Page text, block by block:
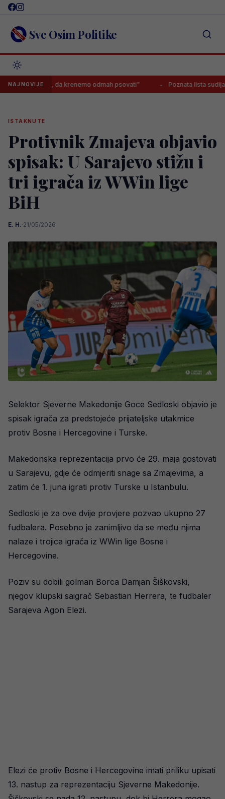
Skip
content Sve Osim Politike
NAJNOVIJE
da krenemo odmah psovati” Poznata lista sudija za novu
ISTAKNUTE
Protivnik Zmajeva objavio
spisak: U Sarajevo stižu i
tri igrača iz WWin lige
BiH
E. H.·21/05/2026
Selektor Sjeverne Makedonije Goce Sedloski objavio je
spisak igrača za predstojeće prijateljske utakmice
protiv Bosne i Hercegovine i Turske.
Makedonska reprezentacija prvo će 29. maja gostovati
u Sarajevu, gdje će odmjeriti snage sa Zmajevima, a
zatim će 1. juna igrati protiv Turske u Istanbulu.
Sedloski je za ove dvije provjere pozvao ukupno 27
fudbalera. Posebno je zanimljivo da se među njima
nalaze i trojica igrača iz WWin lige Bosne i
Hercegovine.
Poziv su dobili golman Borca Damjan Šiškovski,
njegov klupski saigrač Sebastian Herrera, te fudbaler
Sarajeva Agon Elezi.
Elezi će protiv Bosne i Hercegovine imati priliku upisati
13. nastup za reprezentaciju Sjeverne Makedonije.